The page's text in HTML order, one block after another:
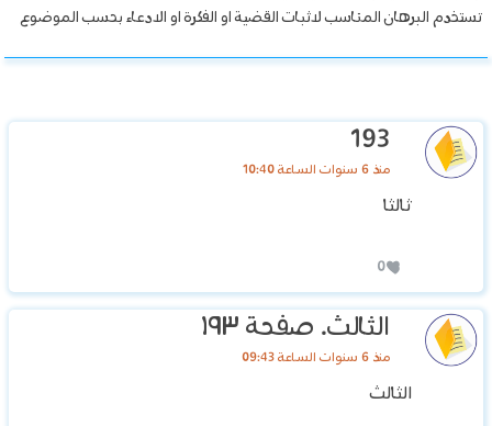
تستخدم البرهان المناسب لاثبات القضية او الفكرة او الادعاء بحسب الموضوع
193
منذ 6 سنوات الساعة 10:40
ثالثا
0
الثالث. صفحة ١٩٣
منذ 6 سنوات الساعة 09:43
الثالث